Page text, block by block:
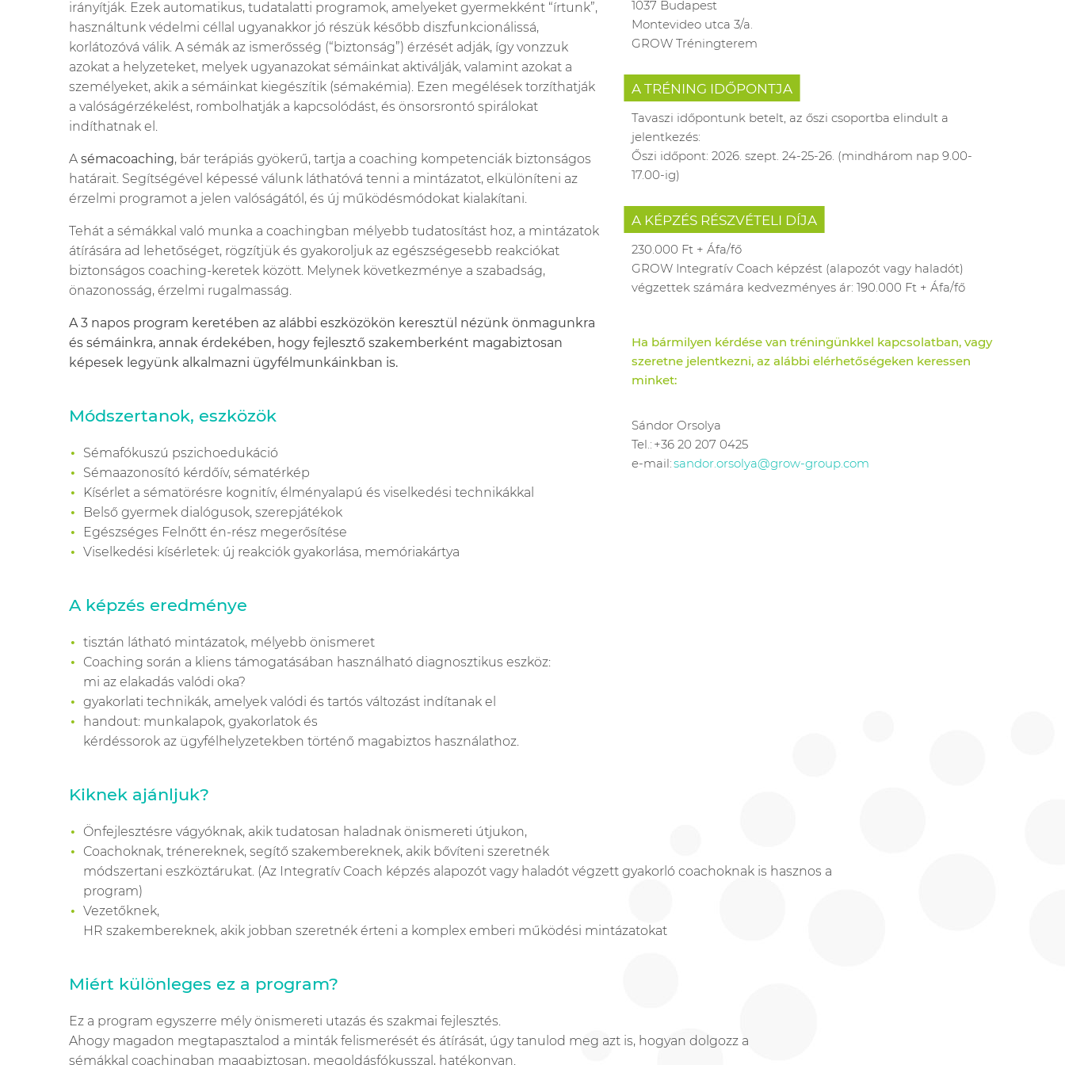
irányítják. Ezek automatikus, tudatalatti programok, amelyeket gyermekként “írtunk”,
használtunk védelmi céllal ugyanakkor jó részük később diszfunkcionálissá,
korlátozóvá válik. A sémák az ismerősség (“biztonság”) érzését adják, így vonzzuk
azokat a helyzeteket, melyek ugyanazokat sémáinkat aktiválják, valamint azokat a
személyeket, akik a sémáinkat kiegészítik (sémakémia). Ezen megélések torzíthatják
a valóságérzékelést, rombolhatják a kapcsolódást, és önsorsrontó spirálokat
indíthatnak el.
A sémacoaching, bár terápiás gyökerű, tartja a coaching kompetenciák biztonságos
határait. Segítségével képessé válunk láthatóvá tenni a mintázatot, elkülöníteni az
érzelmi programot a jelen valóságától, és új működésmódokat kialakítani.
Tehát a sémákkal való munka a coachingban mélyebb tudatosítást hoz, a mintázatok
átírására ad lehetőséget, rögzítjük és gyakoroljuk az egészségesebb reakciókat
biztonságos coaching-keretek között. Melynek következménye a szabadság,
önazonosság, érzelmi rugalmasság.
A 3 napos program keretében az alábbi eszközökön keresztül nézünk önmagunkra
és sémáinkra, annak érdekében, hogy fejlesztő szakemberként magabiztosan
képesek legyünk alkalmazni ügyfélmunkáinkban is.
Módszertanok, eszközök
Sémafókuszú pszichoedukáció
Sémaazonosító kérdőív, sématérkép
Kísérlet a sématörésre kognitív, é lményalapú és viselkedési technikákkal
Belső gyermekdial ógusok, szerepjátékok
Egészséges Felnőtt én-rész megerősítése
Viselkedési kísérletek: új reakciók gyakorlása, memóriakártya
A képzés eredménye
tisztán látható mintázatok, mélyebb önismeret
Coaching során a kliens támogatásában használható diagnosztikus eszköz:
mi az elakadás val ódi oka?
gyakorlati technikák, amelyek val ódi és tartós változást indítanak el
handout: munkalapok, gyakorlatokés
kérdéssorok az ügyfélhelyzetekben történő magabiztos használathoz.
Kiknek ajánljuk?
Önfejlesztésre vágyóknak, akik tudatosan haladnak önismereti útjukon,
Coachoknak, trénereknek, segítő szakembereknek, akik bővíteni szeretnék
módszertani eszköztárukat. (Az Integratív Coach képzés alapozót vagy haladót végzett gyakorló coachoknak is hasznos a
program)
Vezetőknek,
HR szakembereknek, akik jobban szeretnék érteni a komplex emberi működési mintázatokat
Miért különleges ez a program?
Ez a program egyszerre mé ly önismereti utazás és szakmai fejlesztés.
Ahogy magadon megtapasztalod a minták felismerését és átírását, úgy tanulod meg azt is, hogyan dolgozz a
sémákkal coachingban magabiztosan, megoldásfókusszal , hatékonyan.
1037 Budapest
Montevideo utca 3/a.
GROW Tréningterem
A TRÉNING IDŐPONTJA
Tavaszi időpontunk betelt, az őszi csoportba elindult a
jelentkezés:
Őszi időpont: 2026. szept. 24-25-26. (mindhárom nap 9.00-
17.00-ig)
A KÉPZÉS RÉSZVÉTELI DÍJA
230.000 Ft + Áfa/fő
GROW Integratív Coach képzést (alapozót vagy haladót)
végzettek számára kedvezményes ár: 190.000 Ft + Áfa/fő
Ha bármilyen kérdése van tréningünkkel kapcsolatban, vagy
szeretne jelentkezni, az alábbi elérhetőségeken keressen
minket:
Sándor Orsolya
Tel.: +36 20 207 0425
e-mail:sandor.orsolya@grow-group.com